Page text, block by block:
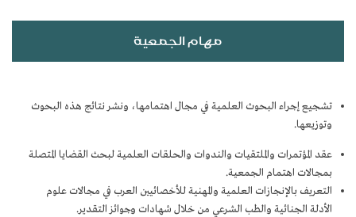
مهام الجمعية
تشجيع إجراء البحوث العلمية في مجال اهتمامها، ونشر نتائج هذه البحوث
وتوزيعها.
عقد المؤتمرات والملتقيات والندوات والحلقات العلمية لبحث القضايا المتصلة
بمجالات اهتمام الجمعية.
التعريف بالإنجازات العلمية والمهنية للأخصائيين العرب في مجالات علوم
الأدلة الجنائية والطب الشرعي من خلال شهادات وجوائز التقدير​.